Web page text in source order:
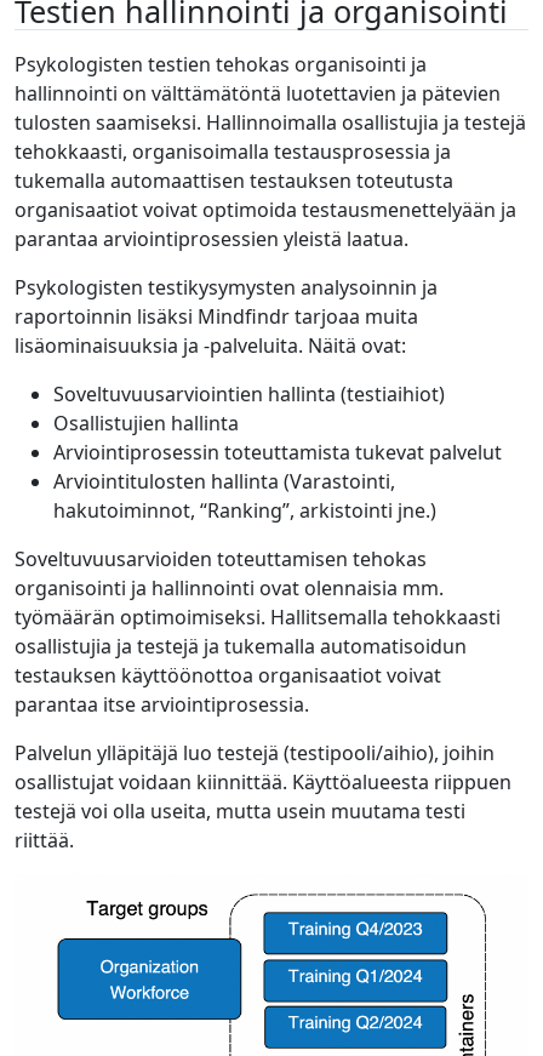
Testien hallinnointi ja organisointi
Psykologisten testien tehokas organisointi ja
hallinnointi on välttämätöntä luotettavien ja pätevien
tulosten saamiseksi. Hallinnoimalla osallistujia ja testejä
tehokkaasti, organisoimalla testausprosessia ja
tukemalla automaattisen testauksen toteutusta
organisaatiot voivat optimoida testausmenettelyään ja
parantaa arviointiprosessien yleistä laatua.
Psykologisten testikysymysten analysoinnin ja
raportoinnin lisäksi Mindfindr tarjoaa muita
lisäominaisuuksia ja -palveluita. Näitä ovat:
Soveltuvuusarviointien hallinta (testiaihiot)
Osallistujien hallinta
Arviointiprosessin toteuttamista tukevat palvelut
Arviointitulosten hallinta (Varastointi,
hakutoiminnot, “Ranking”, arkistointi jne.)
Soveltuvuusarvioiden toteuttamisen tehokas
organisointi ja hallinnointi ovat olennaisia mm.
työmäärän optimoimiseksi. Hallitsemalla tehokkaasti
osallistujia ja testejä ja tukemalla automatisoidun
testauksen käyttöönottoa organisaatiot voivat
parantaa itse arviointiprosessia.
Palvelun ylläpitäjä luo testejä (testipooli/aihio), joihin
osallistujat voidaan kiinnittää. Käyttöalueesta riippuen
testejä voi olla useita, mutta usein muutama testi
riittää.